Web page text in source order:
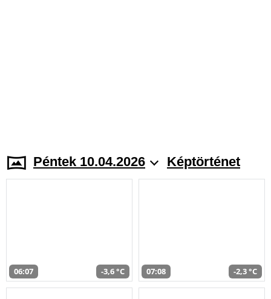
Péntek 10.04.2026 Képtörténet
06:07 -3,6 °C 07:08 -2,3 °C